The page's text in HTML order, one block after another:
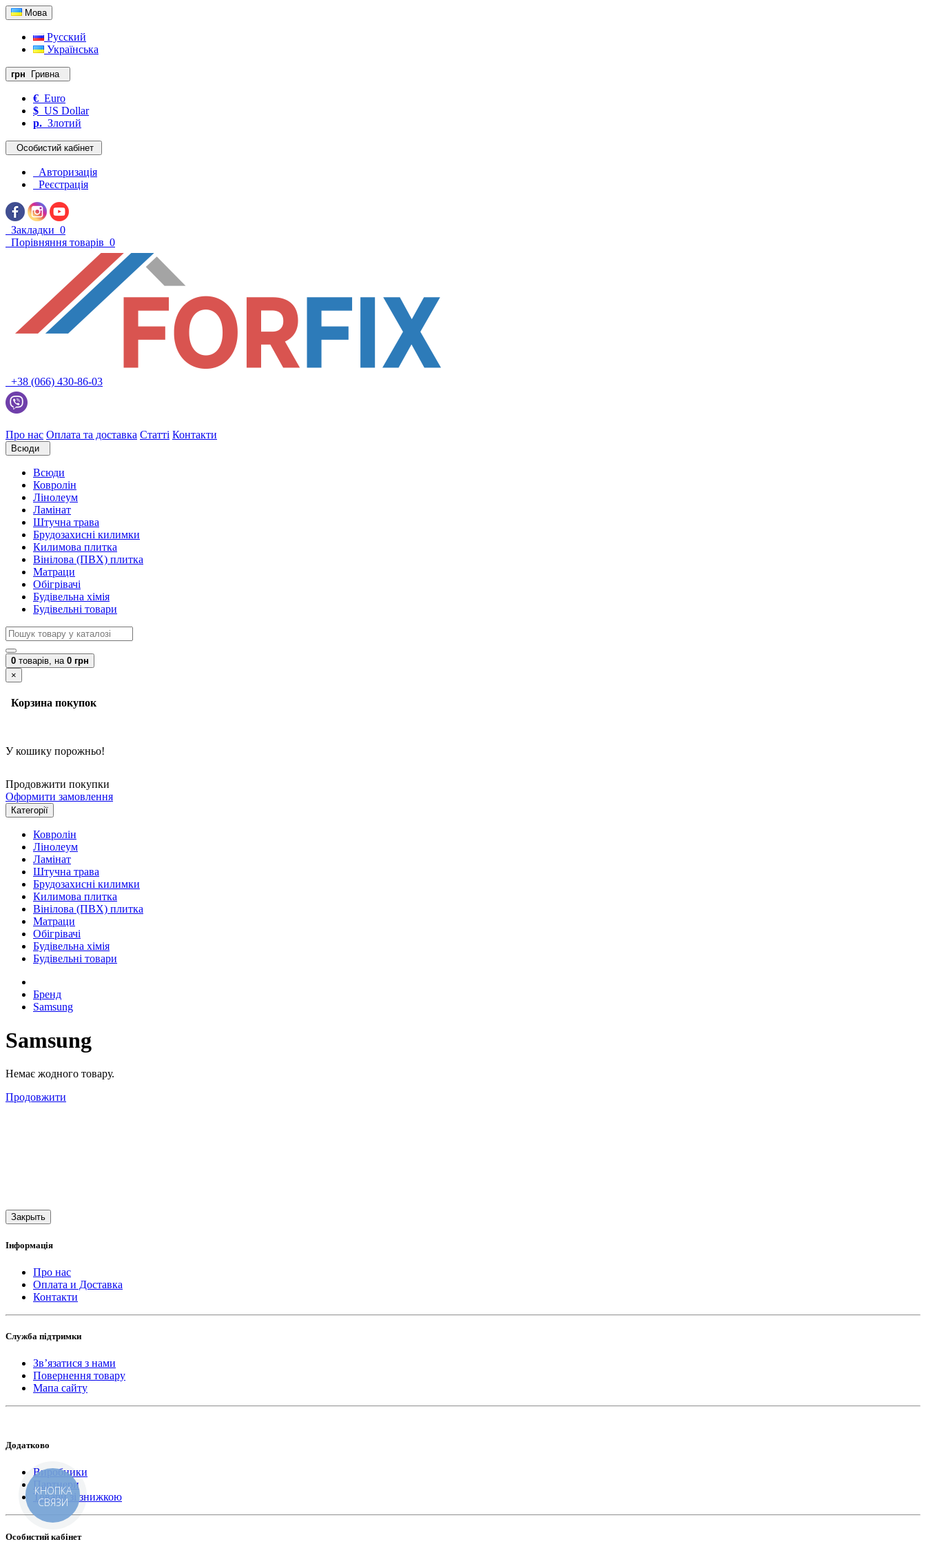
Мова
Русский
Українська
грн Гривна
€ Euro
$ US Dollar
р. Злотий
Особистий кабінет
Авторизація
Реєстрація
Закладки 0
Порівняння товарів 0
+38 (066) 430-86-03
Про нас Оплата та доставка Статті Контакти
Всюди
Всюди
Ковролін
Лінолеум
Ламінат
Штучна трава
Брудозахисні килимки
Килимова плитка
Вінілова (ПВХ) плитка
Матраци
Обігрівачі
Будівельна хімія
Будівельні товари
0 товарів, на 0 грн
×
Корзина покупок
У кошику порожньо!
Продовжити покупки
Оформити замовлення
Категорії
Ковролін
Лінолеум
Ламінат
Штучна трава
Брудозахисні килимки
Килимова плитка
Вінілова (ПВХ) плитка
Матраци
Обігрівачі
Будівельна хімія
Будівельні товари
Бренд
Samsung
Samsung
Немає жодного товару.
Продовжити
Закрыть
Інформація
Про нас
Оплата и Доставка
Контакти
Служба підтримки
Зв’язатися з нами
Повернення товару
Мапа сайту
Додатково
Виробники
Партнери
Товари зі знижкою
Особистий кабінет
КНОПКА
СВЯЗИ